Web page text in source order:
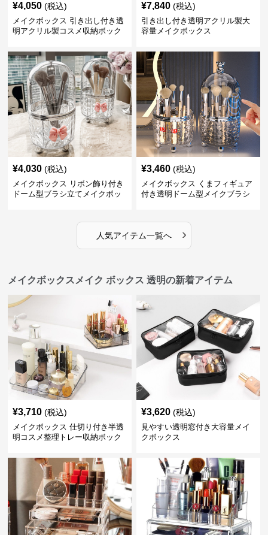
¥4,050 (税込)
メイクボックス 引き出し付き透
明アクリル製コスメ収納ボック
¥7,840 (税込)
引き出し付き透明アクリル製大
容量メイクボックス
¥4,030 (税込)
メイクボックス リボン飾り付き
ドーム型ブラシ立てメイクボッ
¥3,460 (税込)
メイクボックス くまフィギュア
付き透明ドーム型メイクブラシ
人気アイテム一覧へ ›
メイクボックスメイク ボックス 透明の新着アイテム
¥3,710 (税込)
メイクボックス 仕切り付き半透
明コスメ整理トレー収納ボック
¥3,620 (税込)
見やすい透明窓付き大容量メイ
クボックス